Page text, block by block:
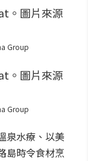
Group
Group
泉水療、以美
島時令食材烹